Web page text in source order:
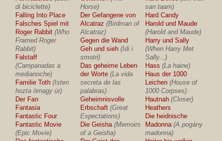
di biciclette)
Falling Into Place
Falsches Spiel mit
Roger Rabbit (Who
Framed Roger
Rabbit)
Falstaff
(Campanadas a
medianoche)
Familie Toth (Isten
hozta örnagy úr)
Der Fan
Fantasia
Fantastic Four
Fantastic Movie
(Epic Movie)
Horse)
Der Gefangene von
Alcatraz (Birdman of
Alcatraz)
Gegen die Wand
Geh und sieh (Idi i
smotri)
Das geheime Leben
der Worte (La vida
secreta de las
palabras)
Geheimnisvolle
Erbschaft (Great
Expectations)
Die Geisha (Memoirs
of a Geisha)
san taam)
Hard Candy
Harold und Maude
(Harold and Maude)
Harry und Sally
(When Harry Met
Sally...)
Hass (La haine)
Haus der 1000
Leichen (House of
1000 Corpses)
Hautnah (Closer)
Heathers
Die heidnische
Madonna (A pogány
madonna)